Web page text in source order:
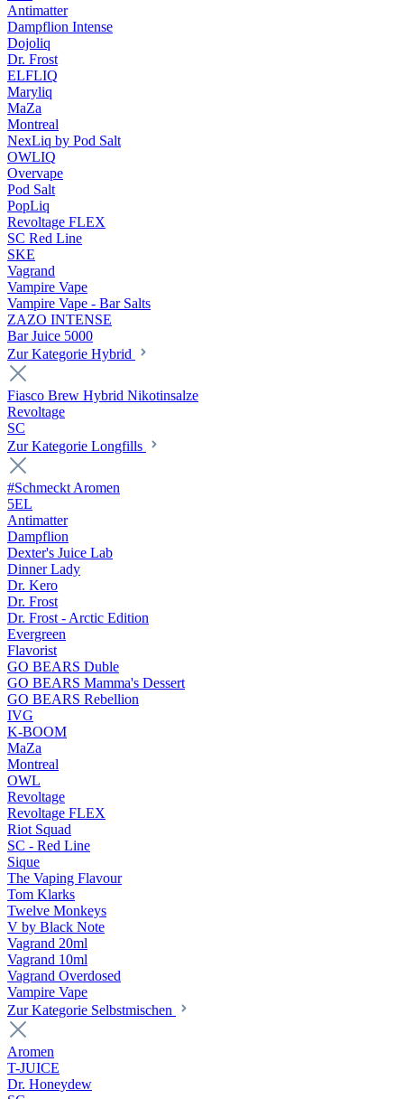
Antimatter
Dampflion Intense
Dojoliq
Dr. Frost
ELFLIQ
Maryliq
MaZa
Montreal
NexLiq by Pod Salt
OWLIQ
Overvape
Pod Salt
PopLiq
Revoltage FLEX
SC Red Line
SKE
Vagrand
Vampire Vape
Vampire Vape - Bar Salts
ZAZO INTENSE
Bar Juice 5000
Zur Kategorie Hybrid
Fiasco Brew Hybrid Nikotinsalze
Revoltage
SC
Zur Kategorie Longfills
#Schmeckt Aromen
5EL
Antimatter
Dampflion
Dexter's Juice Lab
Dinner Lady
Dr. Kero
Dr. Frost
Dr. Frost - Arctic Edition
Evergreen
Flavorist
GO BEARS Duble
GO BEARS Mamma's Dessert
GO BEARS Rebellion
IVG
K-BOOM
MaZa
Montreal
OWL
Revoltage
Revoltage FLEX
Riot Squad
SC - Red Line
Sique
The Vaping Flavour
Tom Klarks
Twelve Monkeys
V by Black Note
Vagrand 20ml
Vagrand 10ml
Vagrand Overdosed
Vampire Vape
Zur Kategorie Selbstmischen
Aromen
T-JUICE
Dr. Honeydew